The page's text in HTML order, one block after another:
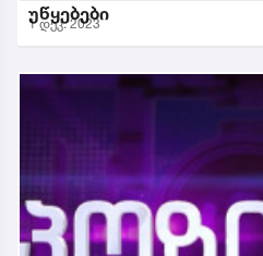
უწყებები
1 დეკ. 2023